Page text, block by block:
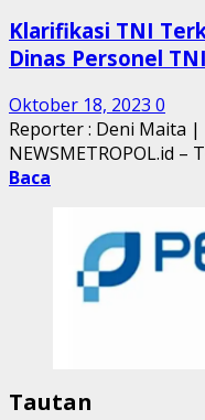
Klarifikasi TNI
Dinas Personel TNI
Oktober 18, 2023 0
Reporter : Deni Maita |
NEWSMETROPOL.id –
Baca
Tautan